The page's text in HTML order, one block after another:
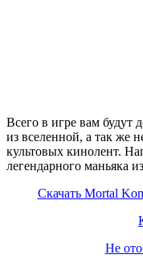
Всего в игре вам будут
из вселенной, а так же
культовых кинолент.
легендарного маньяка
Скачать Mortal
Не